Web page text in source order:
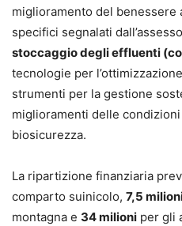
miglioramento del benessere
specifici segnalati
stoccaggio degli effluenti
tecnologie per
strumenti per la gestione
miglioramenti delle
biosicurezza.
La ripartizione finanziaria
comparto suinicolo, 7,5
montagna e 34 milioni per gli